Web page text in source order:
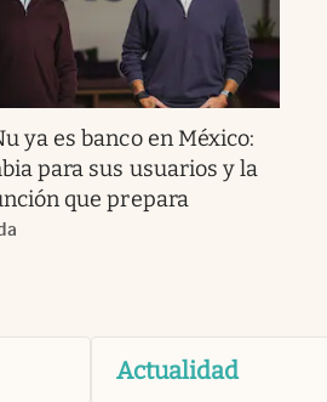
ya es banco en México:
para sus usuarios y la
que prepara
Actualidad